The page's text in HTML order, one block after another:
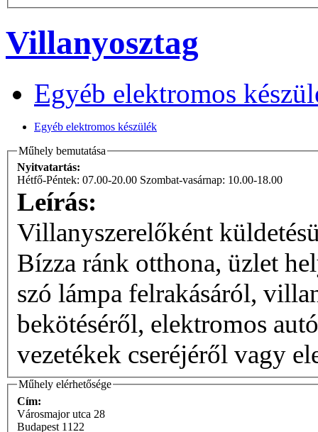
Villanyosztag
Egyéb elektromos
Egyéb elektromos készülék
Műhely bemutatása
Nyitvatartás:
Hétfő-Péntek: 07.00-20.00 Szombat-vasárnap: 10.00-18.00
Leírás:
Villanyszerelőként
Bízza ránk otthona, üzlet
szó lámpa felrakásáról,
bekötéséről, elektromos
vezetékek cseréjéről vagy
Műhely elérhetősége
Cím:
Városmajor utca 28
Budapest 1122